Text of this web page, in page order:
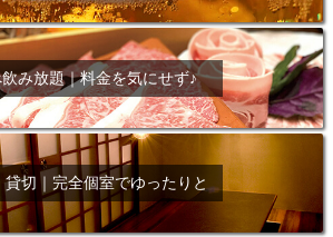
み放題｜料金を気にせず♪
貸切｜完全個室でゆったりと